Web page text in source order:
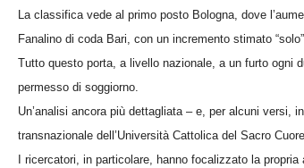
La classifica vede al primo posto Bologna, dove
Fanalino di coda Bari, con un incremento stimato
Tutto questo porta, a livello nazionale, a un furto ogni
permesso di soggiorno.
Un’analisi ancora più dettagliata – e, per alcuni versi,
transnazionale dell’Università Cattolica del Sacro
I ricercatori, in particolare, hanno focalizzato la